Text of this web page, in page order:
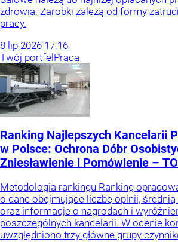
zdrowia. Zarobki zależą od formy
pracy.
8 lip 2026 17:16
Twój portfelPraca
Ranking Najlepszych Kancelarii
w Polsce: Ochrona Dóbr
Zniesławienie i Pomówienie –
Metodologia rankingu Ranking
o dane obejmujące liczbę opinii,
oraz informacje o nagrodach i
poszczególnych kancelarii. W ocenie
uwzględniono trzy główne grupy